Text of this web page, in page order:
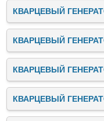
КВАРЦЕВЫЙ
КВАРЦЕВЫЙ
КВАРЦЕВЫЙ
КВАРЦЕВЫЙ